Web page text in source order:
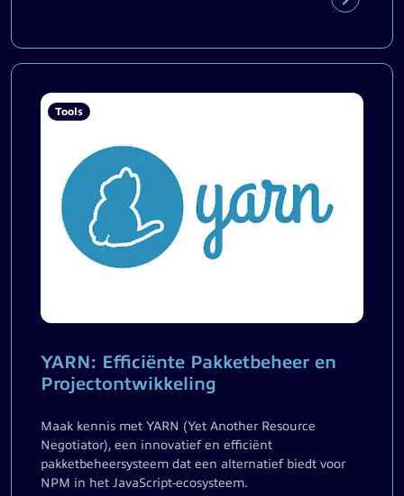
Tools
YARN: Efficiënte Pakketbeheer en
Projectontwikkeling
Maak kennis met YARN (Yet Another Resource
Negotiator), een innovatief en efficiënt
pakketbeheersysteem dat een alternatief biedt voor
NPM in het JavaScript-ecosysteem.